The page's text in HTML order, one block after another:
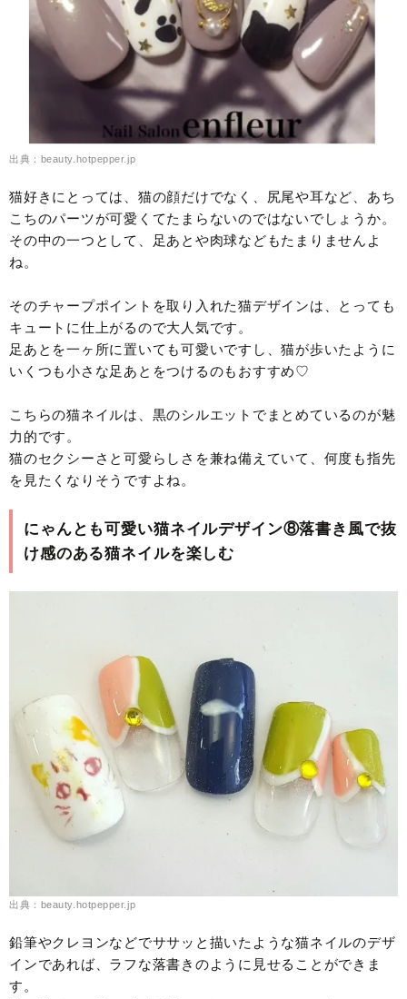
出典：beauty.hotpepper.jp
猫好きにとっては、猫の顔だけでなく、尻尾や耳など、あち
こちのパーツが可愛くてたまらないのではないでしょうか。
その中の一つとして、足あとや肉球などもたまりませんよ
ね。
そのチャープポイントを取り入れた猫デザインは、とっても
キュートに仕上がるので大人気です。
足あとを一ヶ所に置いても可愛いですし、猫が歩いたように
いくつも小さな足あとをつけるのもおすすめ♡
こちらの猫ネイルは、黒のシルエットでまとめているのが魅
力的です。
猫のセクシーさと可愛らしさを兼ね備えていて、何度も指先
を見たくなりそうですよね。
にゃんとも可愛い猫ネイルデザイン⑧落書き風で抜
け感のある猫ネイルを楽しむ
出典：beauty.hotpepper.jp
鉛筆やクレヨンなどでササッと描いたような猫ネイルのデザ
インであれば、ラフな落書きのように見せることができま
す。